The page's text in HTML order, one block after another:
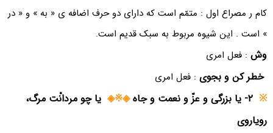
کام ر مصراع اول : متمّم است که دارای دو حرف اضافه ی « به » و « در
» است . این شیوه مربوط به سبک قدیم است.
وش : فعل امری
خطر کن و بجوی : فعل امری
※
◈※◈ یا چو مردانْت مرگ،
رویاروی